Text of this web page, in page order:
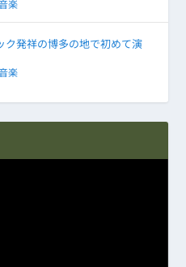
楽
発祥の博多の地で初めて演
楽